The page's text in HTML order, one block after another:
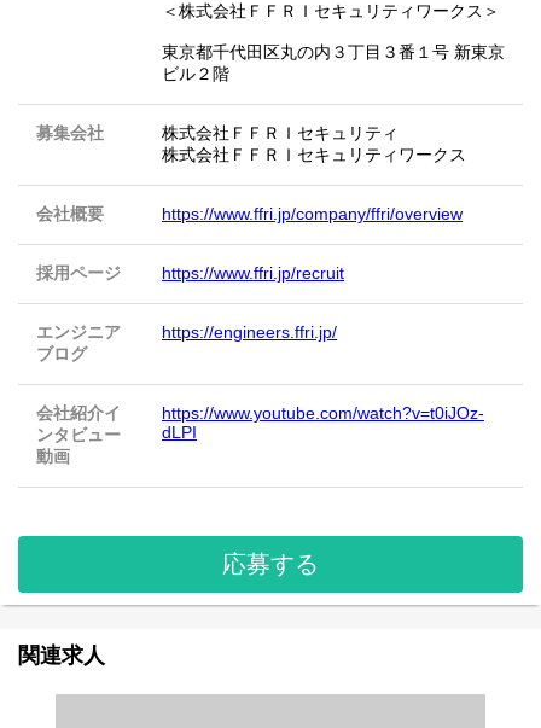
＜株式会社ＦＦＲＩセキュリティワークス＞
東京都千代田区丸の内３丁目３番１号 新東京
ビル２階
募集会社
株式会社ＦＦＲＩセキュリティ
株式会社ＦＦＲＩセキュリティワークス
会社概要 https://www.ffri.jp/company/ffri/overview
採用ページ https://www.ffri.jp/recruit
エンジニア
ブログ
https://engineers.ffri.jp/
会社紹介イ
ンタビュー
動画
https://www.youtube.com/watch?v=t0iJOz-
dLPI
応募する
関連求人